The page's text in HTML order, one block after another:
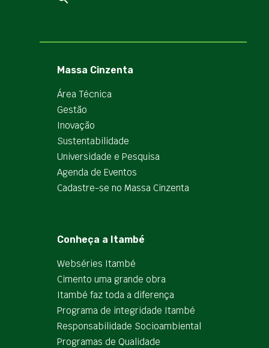
Massa Cinzenta
Área Técnica
Gestão
Inovação
Sustentabilidade
Universidade e Pesquisa
Agenda de Eventos
Cadastre-se no Massa Cinzenta
Conheça a Itambé
Webséries Itambé
Cimento uma grande obra
Itambé faz toda a diferença
Programa de integridade Itambé
Responsabilidade Socioambiental
Programas de Qualidade